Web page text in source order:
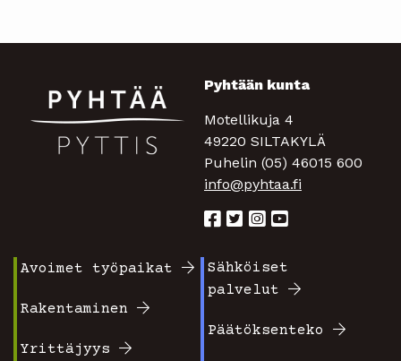
Pyhtään kunta
Motellikuja 4
49220 SILTAKYLÄ
Puhelin (05) 46015 600
info@pyhtaa.fi
valikko
1
Avoimet työpaikat
Rakentaminen
Yrittäjyys
Footer
2
Sähköiset
palvelut
Päätöksenteko